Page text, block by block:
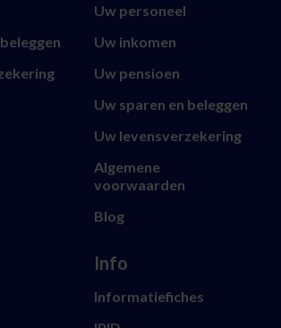
Uw personeel
Uw inkomen
Uw pensioen
Uw sparen en beleggen
Uw levensverzekering
Algemene
voorwaarden
Blog
Info
Informatiefiches